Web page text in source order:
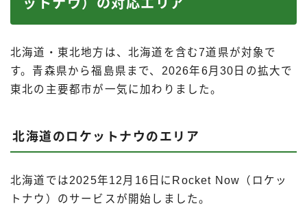
ットナウ）の対応エリア
北海道・東北地方は、北海道を含む7道県が対象で
す。青森県から福島県まで、2026年6月30日の拡大で
東北の主要都市が一気に加わりました。
北海道のロケットナウのエリア
北海道では2025年12月16日にRocket Now（ロケッ
トナウ）のサービスが開始しました。